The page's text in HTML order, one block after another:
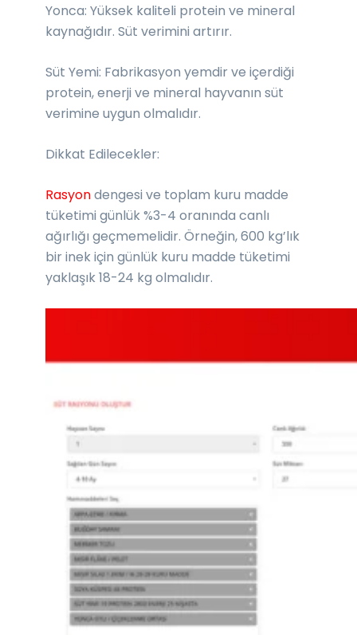
Yonca: Yüksek kaliteli protein ve mineral
kaynağıdır. Süt verimini artırır.
Süt Yemi: Fabrikasyon yemdir ve içerdiği
protein, enerji ve mineral hayvanın süt
verimine uygun olmalıdır.
Dikkat Edilecekler:
Rasyondengesi ve toplam kuru madde
tüketimi günlük %3-4 oranında canlı
ağırlığı geçmemelidir. Örneğin, 600 kg’lık
bir inek için günlük kuru madde tüketimi
yaklaşık 18-24 kg olmalıdır.